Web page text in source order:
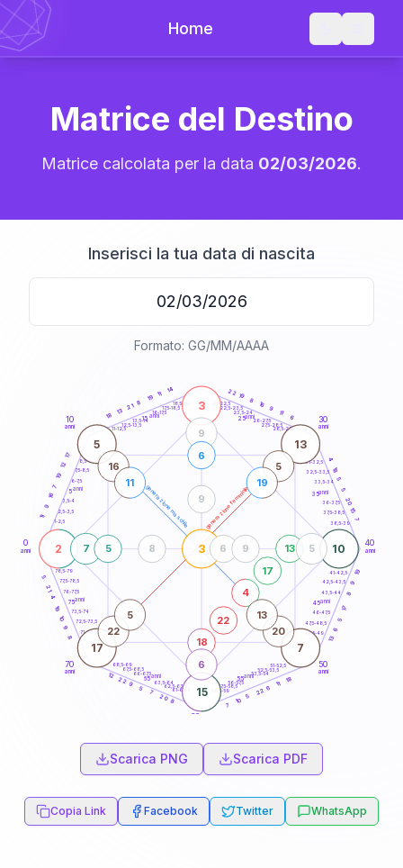
Home
Matrice del Destino
Matrice calcolata per la data 02/03/2026.
Inserisci la tua data di nascita
Formato: GG/MM/AAAA
generazione maschile generazione femminile
0
anni
10
anni
30
anni
40
anni
50
anni
60
70
anni
1-2,5
2,5-3,5
3,5-4
6-7,5
7,5-8,5
8,5-9
11-12,5
12,5-13,5
13,5-14
16-17,5
17,5-18,5
18,5-19
21-22,5
22,5-23,5
23,5-24
26-27,5
27,5-28,5
28,5-29
31-32,5
32,5-33,5
33,5-34
36-37,5
37,5-38,5
38,5-39
41-42,5
42,5-43,5
43,5-44
46-47,5
47,5-48,5
48,5-49
51-52,5
52,5-53,5
53,5-54
56-57,5
57,5-58,5
58,5-59
61-62,5
62,5-63,5
63,5-64
66-67,5
67,5-68,5
68,5-69
71-72,5
72,5-73,5
73,5-74
76-77,5
77,5-78,5
78,5-79
11
9
16
7
19
12
17
18
13
21 8
19 11
14 22 19
8
16
9
11
6
4
18
5
5
20
15
7
19
9
8
17
5
6
13
18
11
6
22
5
10
7
8
20
7
5
9
22
12
8
9
10
19
4
21
5
2
3
10
15
3
5 13
17 7
18
22
4
17
13
7
9
5
6
5
6
6 9
8
9
16
11
5
19
22
5
20
13
5anni
15 anni 25anni
35anni
45anni
55anni
65anni
75anni
Scarica PNG Scarica PDF
Copia Link Facebook Twitter WhatsApp